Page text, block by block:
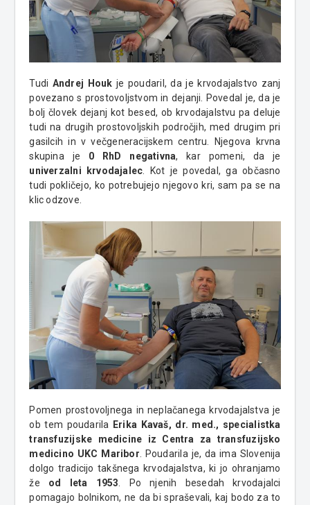
Tudi Andrej Houk je poudaril, da je krvodajalstvo zanj
povezano s prostovoljstvom in dejanji. Povedal je, da je
bolj človek dejanj kot besed, ob krvodajalstvu pa deluje
tudi na drugih prostovoljskih področjih, med drugim pri
gasilcih in v večgeneracijskem centru. Njegova krvna
skupina je 0 RhD negativna, kar pomeni, da je
univerzalni krvodajalec . Kot je povedal, ga občasno
tudi pokličejo, ko potrebujejo njegovo kri, sam pa se na
klic odzove.
Pomen prostovoljnega in neplačanega krvodajalstva je
ob tem poudarila
Erika Kavaš, dr. med., specialistka
transfuzijske medicine iz Centra za transfuzijsko
medicino UKC Maribor . Poudarila je, da ima Slovenija
dolgo tradicijo takšnega krvodajalstva, ki jo ohranjamo
že od leta 1953 . Po njenih besedah krvodajalci
pomagajo bolnikom, ne da bi spraševali, kaj bodo za to